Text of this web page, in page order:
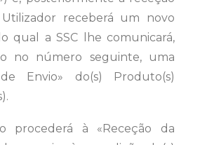
receberá um novo
qual a SSC lhe comunicará,
no número seguinte, uma
Envio» do(s) Produto(s)
procederá à «Receção da